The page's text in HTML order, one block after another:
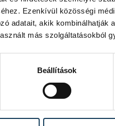
Ezenkívül közösségi
adatait, akik
más szolgáltatásokból
Beállítások